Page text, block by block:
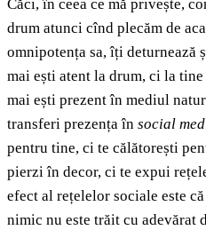
Căci, în ceea ce mă privește,
drum atunci cînd plecăm de
omnipotența sa, îți deturnează
mai ești atent la drum, ci la
mai ești prezent în mediul
transferi prezența în social
pentru tine, ci te călătorești
pierzi în decor, ci te expui
efect al rețelelor sociale este
nimic nu este trăit cu adevărat